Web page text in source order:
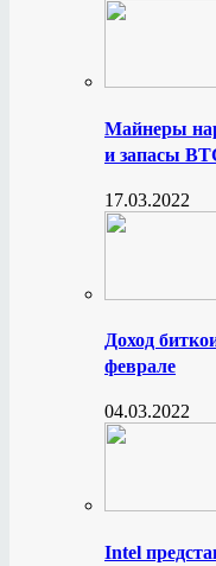
Майнеры
и запасы
17.03.2022
Доход
феврале
04.03.2022
Intel